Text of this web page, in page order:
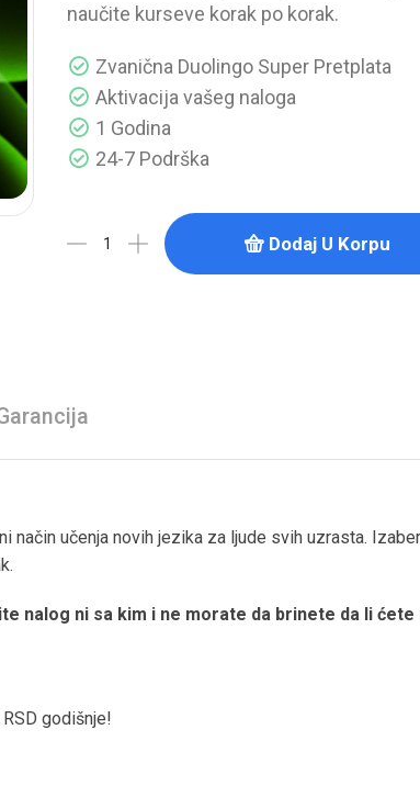
naučite kurseve korak po korak.
Zvanična Duolingo Super Pretplata
Aktivacija vašeg naloga
1 Godina
24-7 Podrška
Dodaj U Korpu
način učenja novih jezika za ljude svih uzrasta.
nalog ni sa kim i ne morate da brinete da li
godišnje!